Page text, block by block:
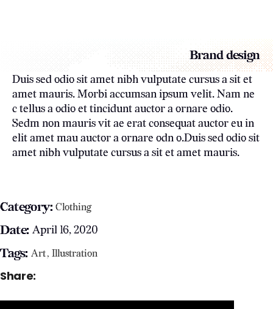
Brand design
Duis sed odio sit amet nibh vulputate cursus a sit et
amet mauris. Morbi accumsan ipsum velit. Nam ne
c tellus a odio et tincidunt auctor a ornare odio.
Sedm non mauris vit ae erat consequat auctor eu in
elit amet mau auctor a ornare odn o.Duis sed odio sit
amet nibh vulputate cursus a sit et amet mauris.
Category: Clothing
Date: April 16, 2020
Tags: Art Illustration
Share: